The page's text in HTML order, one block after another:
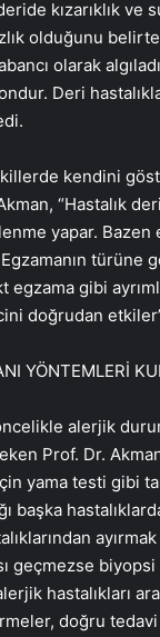
kızarıklık ve
olduğunu
olarak
Deri
kendini
“Hastalık
yapar.
türüne
gibi
doğrudan
YÖNTEMLERİ
alerjik
Prof. Dr.
yama testi gibi
başka
ayırmak
geçmezse
hastalıkları
doğru tedavi